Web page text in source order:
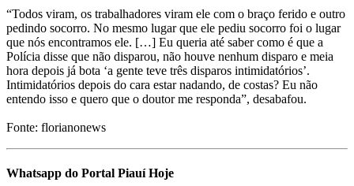
“Todos viram, os trabalhadores viram ele com o braço ferido e outro
pedindo socorro. No mesmo lugar que ele pediu socorro foi o lugar
que nós encontramos ele. […] Eu queria até saber como é que a
Polícia disse que não disparou, não houve nenhum disparo e meia
hora depois já bota ‘a gente teve três disparos intimidatórios’.
Intimidatórios depois do cara estar nadando, de costas? Eu não
entendo isso e quero que o doutor me responda”, desabafou.
Fonte: florianonews
Whatsapp do Portal Piauí Hoje